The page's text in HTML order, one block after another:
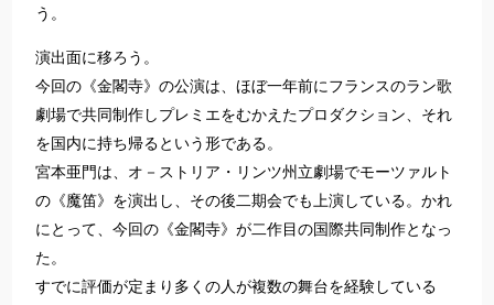
う。
演出面に移ろう。
今回の《金閣寺》の公演は、ほぼ一年前にフランスのラン歌
劇場で共同制作しプレミエをむかえたプロダクション、それ
を国内に持ち帰るという形である。
宮本亜門は、オ－ストリア・リンツ州立劇場でモーツァルト
の《魔笛》を演出し、その後二期会でも上演している。かれ
にとって、今回の《金閣寺》が二作目の国際共同制作となっ
た。
すでに評価が定まり多くの人が複数の舞台を経験している